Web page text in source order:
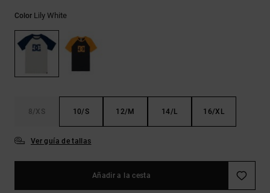
más
frecuentes y
de contacto.
las FAQ
Color Lily White
8/XS 10/S 12/M 14/L 16/XL
Ver guía de tallas
Añadir a la cesta